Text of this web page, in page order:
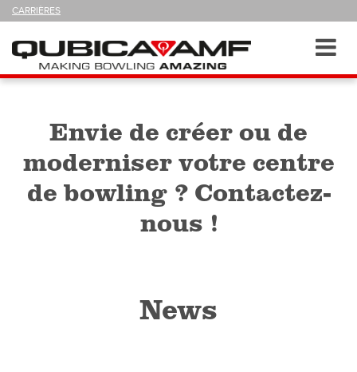
CARRIÈRES
NOUS
Navigation
Envie de créer ou de
moderniser votre centre
de bowling ? Contactez-
nous !
News